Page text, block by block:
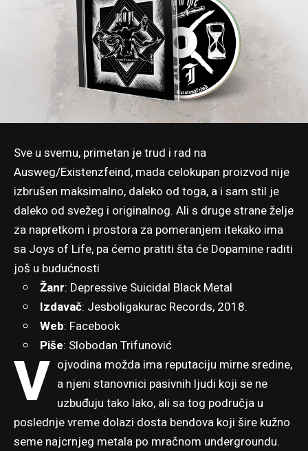
Sve u svemu, primetan je trud i rad na
Ausweg/Existenzfeind, mada celokupan proizvod nije
izbrušen maksimalno, daleko od toga, a i sam stil je
daleko od svežeg i originalnog. Ali s druge strane želje
za napretkom i prostora za pomeranjem itekako ima
sa Joys of Life, pa ćemo pratiti šta će Dopamine raditi
još u budućnosti
Žanr: Depressive Suicidal Black Metal
Izdavač: Jesboligakurac Records, 2018.
Web: Facebook
Piše: Slobodan Trifunović
V ojvodina možda ima reputaciju mirne sredine,
a njeni stanovnici pasivnih ljudi koji se ne
uzbuđuju tako lako, ali sa tog područja u
poslednje vreme dolazi dosta bendova koji šire kužno
seme najcrnjeg metala po mračnom undergroundu.